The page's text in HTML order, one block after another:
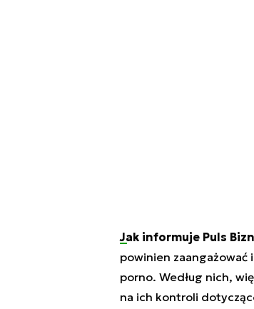
Jak informuje Puls
powinien
porno. Według nich,
na ich kontroli